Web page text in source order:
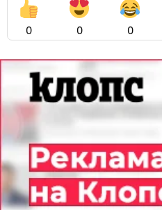
0 0 0